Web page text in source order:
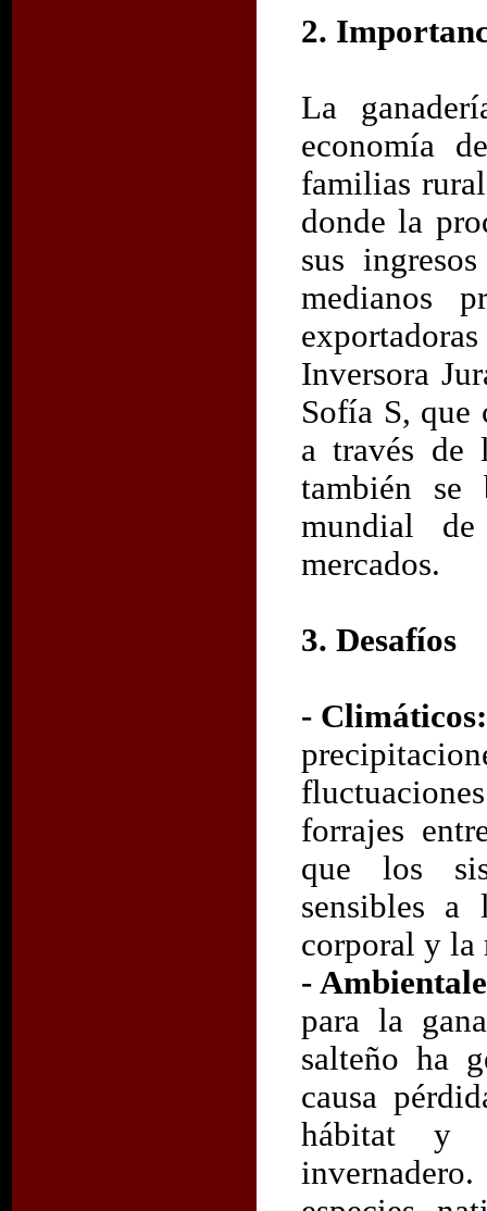
2.
La
economía
familias
donde la
sus
medianos
Inversora
Sofía S,
a través de
también se
mundial
mercados.
3. Desafíos
- Climáticos:
forrajes
que los
sensibles a
corporal y la
-
para la
salteño ha
causa
hábitat y